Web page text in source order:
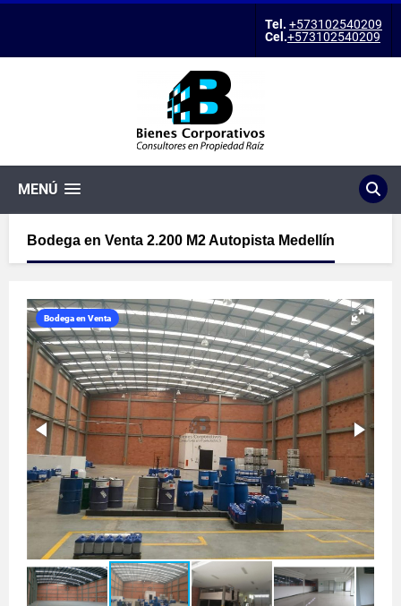
Tel. +573102540209
Cel.+573102540209
MENÚ
Bodega en Venta 2.200 M2 Autopista Medellín
Bodega en Venta